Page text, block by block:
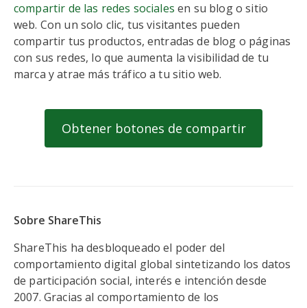
compartir de las redes sociales en su blog o sitio
web. Con un solo clic, tus visitantes pueden
compartir tus productos, entradas de blog o páginas
con sus redes, lo que aumenta la visibilidad de tu
marca y atrae más tráfico a tu sitio web.
Obtener botones de compartir
Sobre ShareThis
ShareThis ha desbloqueado el poder del
comportamiento digital global sintetizando los datos
de participación social, interés e intención desde
2007. Gracias al comportamiento de los